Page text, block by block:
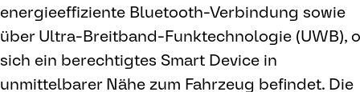
energieeffiziente Bluetooth-Verbindung sowie
über Ultra-Breitband-Funktechnologie (UWB),
sich ein berechtigtes Smart Device in
unmittelbarer Nähe zum Fahrzeug befindet. Die